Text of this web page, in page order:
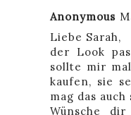
Anonymous
Liebe Sarah,
der Look
sollte mir
kaufen, sie
mag das auch
Wünsche